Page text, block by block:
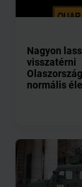
Nagyon
visszatérni
normális